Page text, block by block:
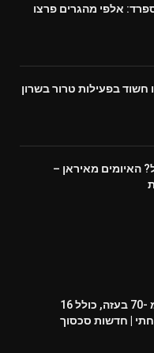
אלפי מהגרים פרצו
חשוד בפעילות טרור בשרון
האיומים מאיראן –
ישראל הורגת יותר מ -70 בעזה, כולל 16
| חדשות סכסוך